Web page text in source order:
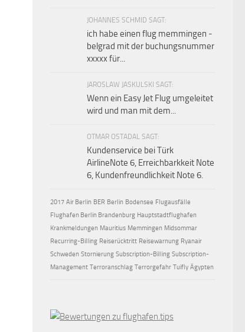
JOHANNES SCHMID SAGT:
ich habe einen flug memmingen -
belgrad mit der buchungsnummer
xxxxx für...
JAROSLAW JASKULSKI SAGT:
Wenn ein Easy Jet Flug umgeleitet
wird und man mit dem...
OTMAR OSTADAL SAGT:
Kundenservice bei Türk
AirlineNote 6, Erreichbarkkeit Note
6, Kundenfreundlichkeit Note 6.
2017 Air Berlin BER Berlin Bodensee Flugausfälle
Flughafen Berlin Brandenburg Hauptstadtflughafen
Krankmeldungen Mauritius Memmingen Midsommar
Recurring-Billing Reiserücktritt Reisewarnung Ryanair
Schweden Stornierung Subscription-Billing Subscription-
Management Terroranschlag Terrorgefahr Tuifly Ägypten